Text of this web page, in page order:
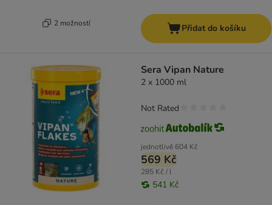
2 možností Přidat do košíku
Sera Vipan Nature
2 x 1000 ml
jednotlivě 604 Kč
569 Kč
285 Kč / l
541 Kč
Not Rated